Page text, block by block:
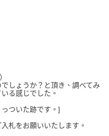
しょうか？と頂き、調べてみ
る感じでした。
ついた跡です。]
札をお願いいたします。